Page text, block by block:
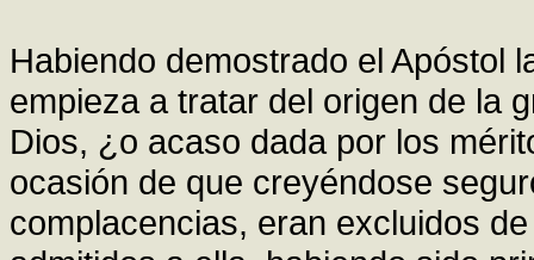
Habiendo demostrado el Apóstol
empieza a tratar del origen de la
Dios, ¿o acaso dada por los
ocasión de que creyéndose
complacencias, eran excluidos